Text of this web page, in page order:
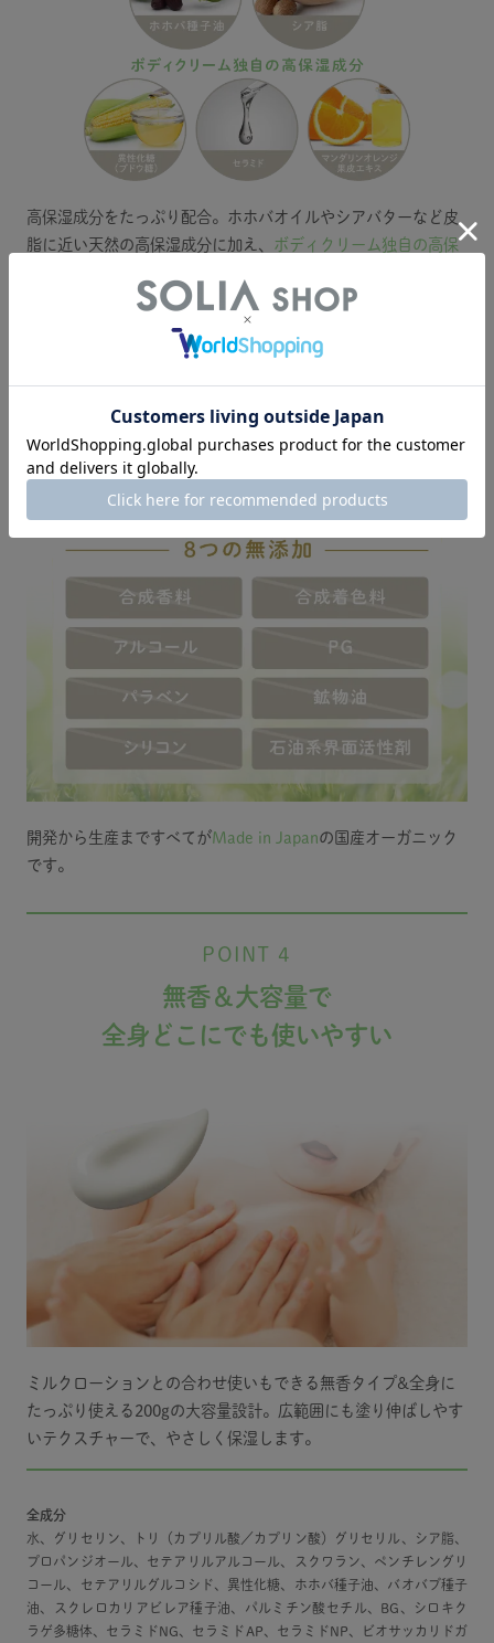
高保湿成分をたっぷり配合。ホホバオイルやシアバターなど皮
脂に近い天然の高保湿成分に加え、
ボディクリーム独自の高保
敏感肌の新生児から使える
無添加・国産オーガニック
開発から生産まですべてがMade in Japanの国産オーガニック
です。
POINT 4
無香＆大容量で
全身どこにでも使いやすい
ミルクローションとの合わせ使いもできる無香タイプ&全身に
たっぷり使える200gの大容量設計。広範囲にも塗り伸ばしやす
いテクスチャーで、やさしく保湿します。
全成分
水、グリセリン、トリ（カプリル酸／カプリン酸）グリセリル、シア脂、
プロパンジオール、セテアリルアルコール、スクワラン、ペンチレングリ
コール、セテアリルグルコシド、異性化糖、ホホバ種子油、バオバブ種子
油、スクレロカリアビレア種子油、パルミチン酸セチル、BG、シロキク
ラゲ多糖体、セラミドNG、セラミドAP、セラミドNP、ビオサッカリドガ